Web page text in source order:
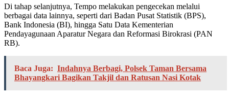
Di tahap selanjutnya, Tempo melakukan pengecekan melalui
berbagai data lainnya, seperti dari Badan Pusat Statistik (BPS),
Bank Indonesia (BI), hingga Satu Data Kementerian
Pendayagunaan Aparatur Negara dan Reformasi Birokrasi (PAN
RB).
Baca Juga: Indahnya Berbagi, Polsek Taman Bersama
Bhayangkari Bagikan Takjil dan Ratusan Nasi Kotak